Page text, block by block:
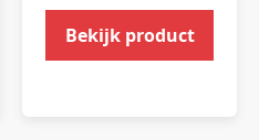
Bekijk product